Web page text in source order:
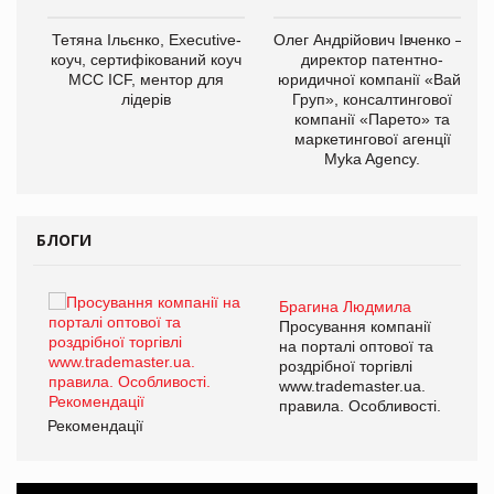
Тетяна Ільєнко, Executive-
коуч, сертифікований коуч
МСС ICF, ментор для
лідерів
Олег Андрійович Івченко —
директор патентно-
юридичної компанії «Вайз
Груп», консалтингової
компанії «Парето» та
маркетингової агенції
Myka Agency.
БЛОГИ
Брагина Людмила
Просування компанії
на порталі оптової та
роздрібної торгівлі
www.trademaster.ua.
правила. Особливості.
Рекомендації